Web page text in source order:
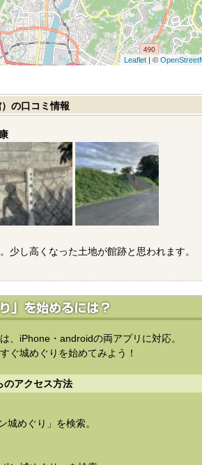
Leaflet| ©
の口コミ情報
少し高くなった土地が館跡と思われます。
、iPhone・androidの両アプリに対応。
ぐ城めぐりを始めてみよう！
のアクセス方法
城めぐり」を検索。